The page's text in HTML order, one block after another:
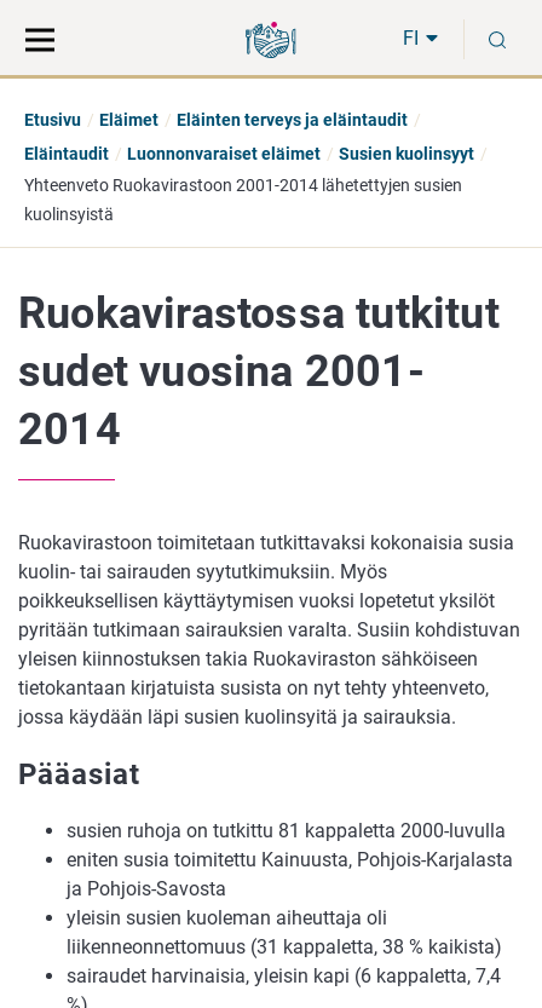
suoraan
sisältöön
koko
sivuston
FI
Etusivu Eläimet
Eläinten terveys ja eläintaudit
Eläintaudit
Luonnonvaraiset eläimet
Susien kuolinsyyt
Yhteenveto Ruokavirastoon 2001-2014 lähetettyjen susien
kuolinsyistä
Ruokavirastossa tutkitut
sudet vuosina 2001-
2014
Ruokavirastoon toimitetaan tutkittavaksi kokonaisia susia
kuolin- tai sairauden syytutkimuksiin. Myös
poikkeuksellisen käyttäytymisen vuoksi lopetetut yksilöt
pyritään tutkimaan sairauksien varalta. Susiin kohdistuvan
yleisen kiinnostuksen takia Ruokaviraston sähköiseen
tietokantaan kirjatuista susista on nyt tehty yhteenveto,
jossa käydään läpi susien kuolinsyitä ja sairauksia.
Pääasiat
susien ruhoja on tutkittu 81 kappaletta 2000-luvulla
eniten susia toimitettu Kainuusta, Pohjois-Karjalasta
ja Pohjois-Savosta
yleisin susien kuoleman aiheuttaja oli
liikenneonnettomuus (31 kappaletta, 38 % kaikista)
sairaudet harvinaisia, yleisin kapi (6 kappaletta, 7,4